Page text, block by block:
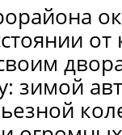
зимой